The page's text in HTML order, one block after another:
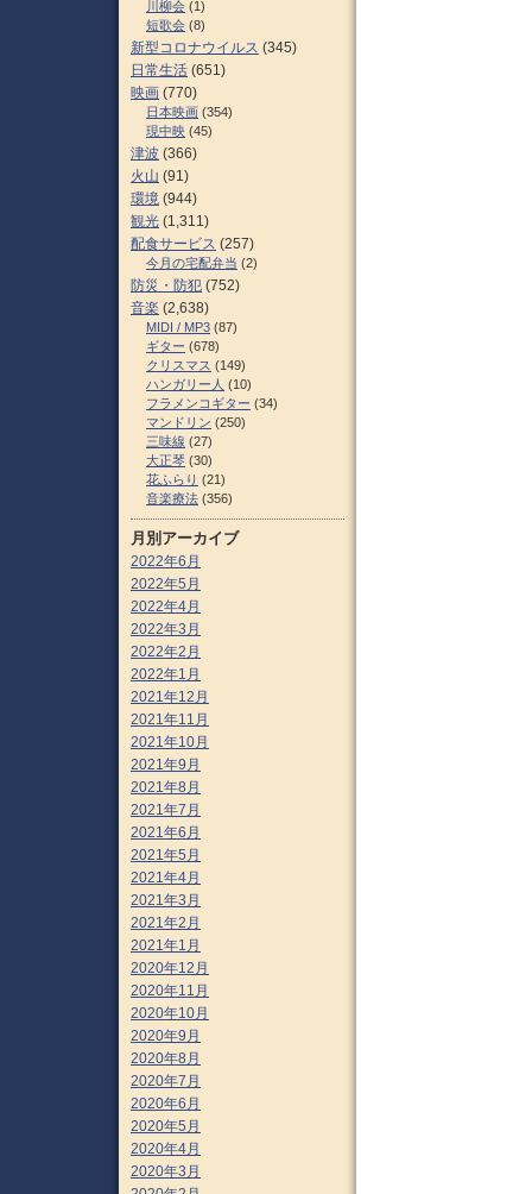
川柳会 (1)
短歌会 (8)
新型コロナウイルス (345)
日常生活 (651)
映画 (770)
日本映画 (354)
現中映 (45)
津波 (366)
火山 (91)
環境 (944)
観光 (1,311)
配食サービス (257)
今月の宅配弁当 (2)
防災・防犯 (752)
音楽 (2,638)
MIDI / MP3 (87)
ギター (678)
クリスマス (149)
ハンガリー人 (10)
フラメンコギター (34)
マンドリン (250)
三味線 (27)
大正琴 (30)
花ふらり (21)
音楽療法 (356)
月別アーカイブ
2022年6月
2022年5月
2022年4月
2022年3月
2022年2月
2022年1月
2021年12月
2021年11月
2021年10月
2021年9月
2021年8月
2021年7月
2021年6月
2021年5月
2021年4月
2021年3月
2021年2月
2021年1月
2020年12月
2020年11月
2020年10月
2020年9月
2020年8月
2020年7月
2020年6月
2020年5月
2020年4月
2020年3月